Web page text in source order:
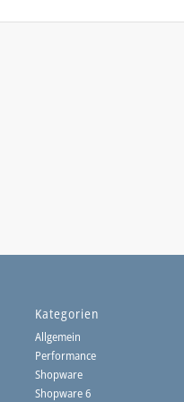
Kategorien
Allgemein
Performance
Shopware
Shopware 6